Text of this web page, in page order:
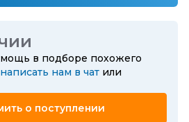
в подборе похожего
написать нам в чат или
о поступлении